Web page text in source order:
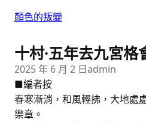
顏色的叛變
十村·五年去九宮格
2025 年 6 月 2 日admin
■編者按
春寒漸消，和風輕拂，大地處
樂章。